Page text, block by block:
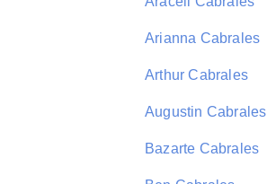
Arianna Cabrales
Arthur Cabrales
Augustin Cabrales
Bazarte Cabrales